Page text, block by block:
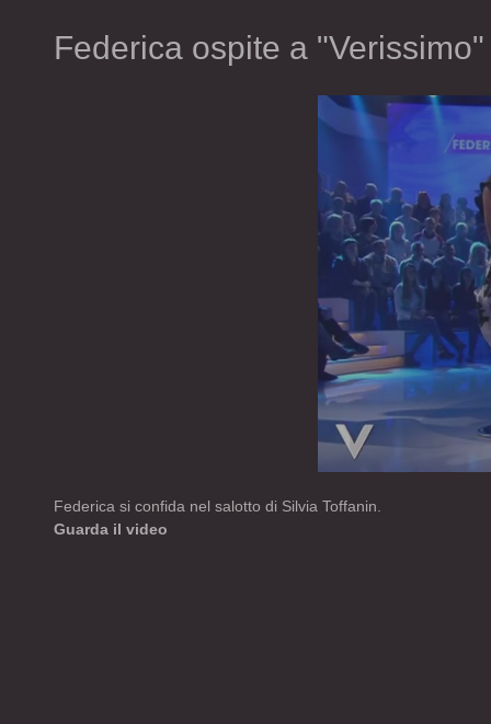
Federica ospite a "Verissimo"
Federica si confida nel salotto di Silvia Toffanin.
Guarda il video